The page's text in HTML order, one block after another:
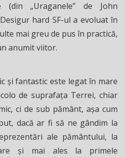
(din „Uraganele” de John
hard SF-ul a evoluat în
mai greu de pus în practică,
anumit viitor.
şi fantastic este legat în mare
de suprafața Terrei, chiar
ci de sub pământ, aşa cum
dacă ar fi să ne gândim la
ale pământului, la
şi mai ales la primele